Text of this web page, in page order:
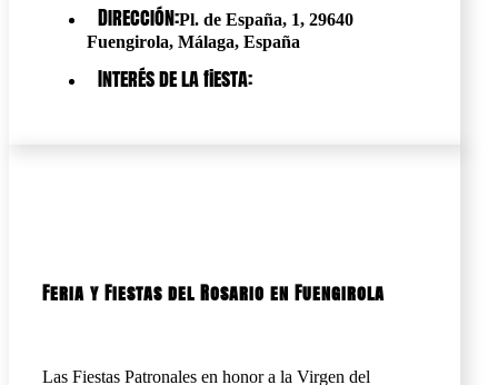
Dirección:Pl. de España, 1, 29640
Fuengirola, Málaga, España
Interés de la fiesta:
Feria y Fiestas del Rosario en Fuengirola
Las Fiestas Patronales en honor a la Virgen del